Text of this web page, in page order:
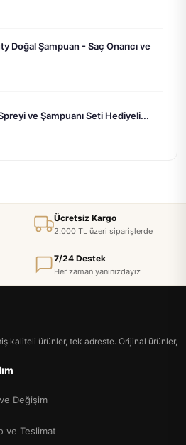
Doğal Şampuan - Saç Onarıcı ve
ve Şampuanı Seti Hediyeli...
Ücretsiz Kargo
2.000 TL üzeri siparişlerde
7/24 Destek
Her zaman yanınızdayız
kaliteli ürünler, tek adreste. Orijinal ürünler,
Değişim
ve Teslimat